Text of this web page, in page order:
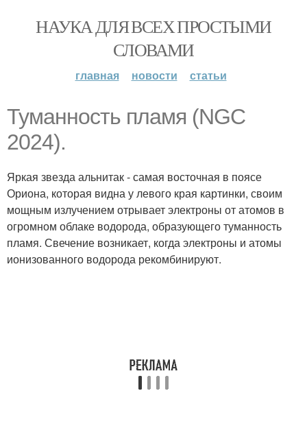
НАУКА ДЛЯ ВСЕХ ПРОСТЫМИ
СЛОВАМИ
главная новости статьи
Туманность пламя (NGC
2024).
Яркая звезда альнитак - самая восточная в поясе
Ориона, которая видна у левого края картинки, своим
мощным излучением отрывает электроны от атомов в
огромном облаке водорода, образующего туманность
пламя. Свечение возникает, когда электроны и атомы
ионизованного водорода рекомбинируют.